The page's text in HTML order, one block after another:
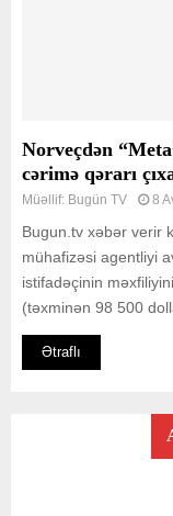
Norveçdən
cərimə qərarı
Müəllif: Bugün TV 8
Bugun.tv xəbər verir
mühafizəsi agentliyi
istifadəçinin
(təxminən 98 500
Ətraflı